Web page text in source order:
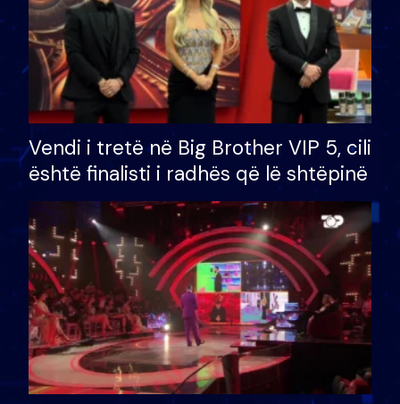
Vendi i tretë në Big Brother VIP 5, cili
është finalisti i radhës që lë shtëpinë